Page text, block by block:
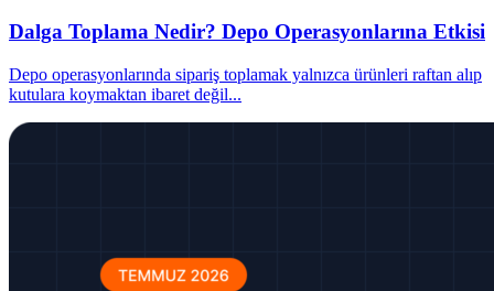
Dalga Toplama Nedir? Depo Operasyonlarına Etkisi
Depo operasyonlarında sipariş toplamak yalnızca ürünleri raftan alıp
kutulara koymaktan ibaret değil...